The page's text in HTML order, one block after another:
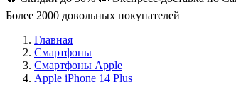
Более 2000 довольных покупателей
Главная
Смартфоны
Смартфоны Apple
Apple iPhone 14 Plus